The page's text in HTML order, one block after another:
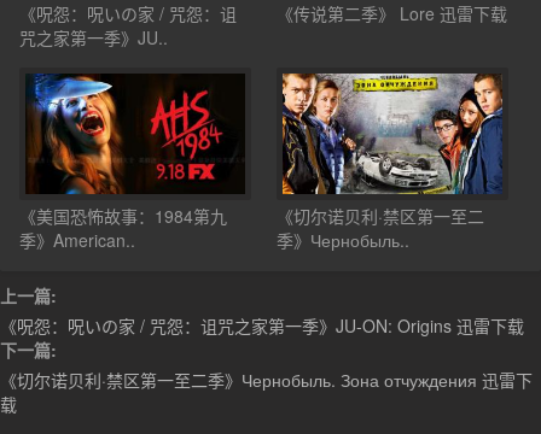
《呪怨：呪いの家 / 咒怨：诅
咒之家第一季》JU..
《传说第二季》 Lore 迅雷下载
《美国恐怖故事：1984第九
季》American..
《切尔诺贝利·禁区第一至二
季》Чернобыль..
上一篇:
《呪怨：呪いの家 / 咒怨：诅咒之家第一季》JU-ON: Origins 迅雷下载
下一篇:
《切尔诺贝利·禁区第一至二季》Чернобыль. Зона отчуждения 迅雷下
载